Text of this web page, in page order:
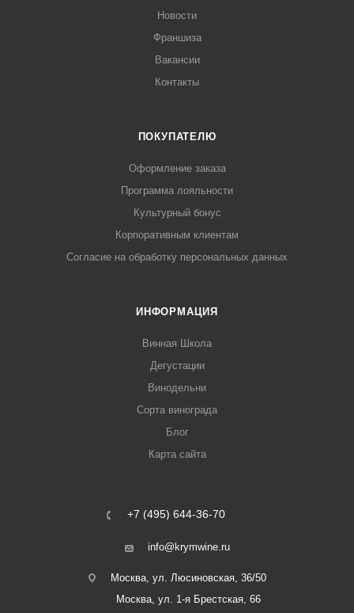
Новости
Франшиза
Вакансии
Контакты
ПОКУПАТЕЛЮ
Оформление заказа
Программа лояльности
Культурный бонус
Корпоративным клиентам
Согласие на обработку персональных данных
ИНФОРМАЦИЯ
Винная Школа
Дегустации
Винодельни
Сорта винограда
Блог
Карта сайта
+7 (495) 644-36-70
info@krymwine.ru
Москва, ул. Люсиновская, 36/50
Москва, ул. 1-я Брестская, 66